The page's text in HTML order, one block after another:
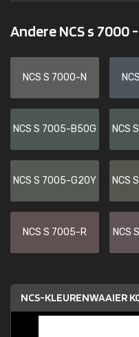
Andere NCS s 7000
NCS S 7000-N
NCS S 7005-B50G NCS
NCS S 7005-G20Y NCS
NCS S 7005-R NCS
NCS-KLEURENWAAIER